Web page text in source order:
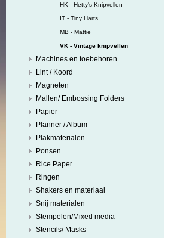
HK - Hetty's Knipvellen
IT - Tiny Harts
MB - Mattie
VK - Vintage knipvellen
Machines en toebehoren
Lint / Koord
Magneten
Mallen/ Embossing Folders
Papier
Planner / Album
Plakmaterialen
Ponsen
Rice Paper
Ringen
Shakers en materiaal
Snij materialen
Stempelen/Mixed media
Stencils/ Masks